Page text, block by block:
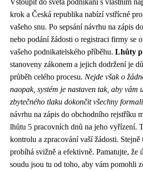
Vstoupit do světa podnikání s vlastním
krok a Česká republika nabízí vstřícné
vašeho snu. Po sepsání návrhu na zápis
nebo podání žádosti o registraci firmy se
vašeho podnikatelského příběhu. Lhůty
stanoveny zákonem a jejich dodržení je
průběh celého procesu. Nejde však o
naopak, systém je nastaven tak, aby vám
zbytečného tlaku dokončit všechny
návrhu na zápis do obchodního rejstříku
lhůtu 5 pracovních dnů na jeho vyřízení.
kontrolu a zpracování vaší žádosti.
probíhá svižně a efektivně. Pamatujte, že
soudu jsou tu od toho, aby vám pomohli